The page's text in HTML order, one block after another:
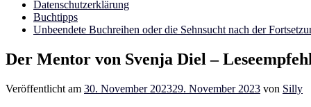
Datenschutzerklärung
Buchtipps
Unbeendete Buchreihen oder die Sehnsucht nach der
Der Mentor von Svenja Diel –
Veröffentlicht am 30. November 202329. November 2023 von Silly